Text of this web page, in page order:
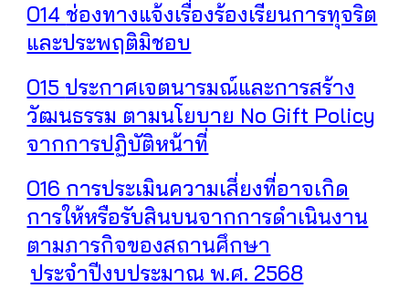
O14ช่องทางแจ้งเรื่องร้องเรียนการทุจริต
และประพฤติมิชอบ
O15ประกาศเจตนารมณ์และการสร้าง
วัฒนธรรม ตามนโยบาย No Gift Policy
จากการปฏิบัติหน้าที่
O16 การประเมินความเสี่ยงที่อาจเกิด
การให้หรือรับสินบนจากการดำเนินงาน
ตามภารกิจของสถานศึกษา
ประจำปีงบประมาณ พ.ศ. 2568